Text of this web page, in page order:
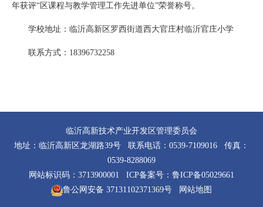
年获评“区课程与教学管理工作先进单位”荣誉称号。
学校地址：临沂高新区罗西街道西大官庄村临沂官庄小学
联系方式：18396732258
临沂高新技术产业开发区管理委员会
地址：临沂高新区龙湖路39号 联系电话：0539-7109016 传真：
0539-8288069
网站标识码：3713900001 ICP备案号： 鲁ICP备05029661
鲁公网安备 37131102371369号
网站地图